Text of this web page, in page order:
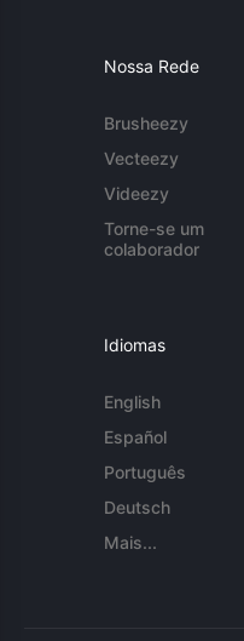
Nossa Rede
Brusheezy
Vecteezy
Videezy
Torne-se um
colaborador
Idiomas
English
Español
Português
Deutsch
Mais...